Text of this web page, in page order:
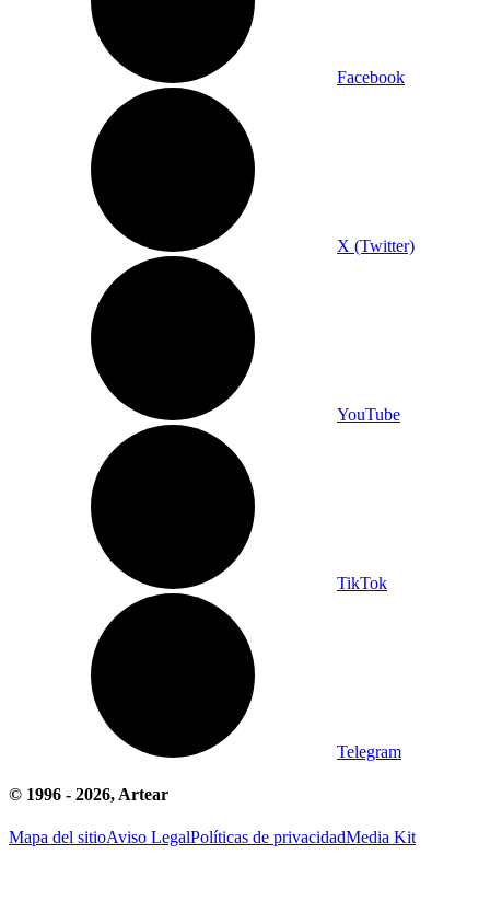
Facebook
X (Twitter)
YouTube
TikTok
Telegram
© 1996 - 2026, Artear
Mapa del sitioAviso LegalPolíticas de privacidadMedia Kit